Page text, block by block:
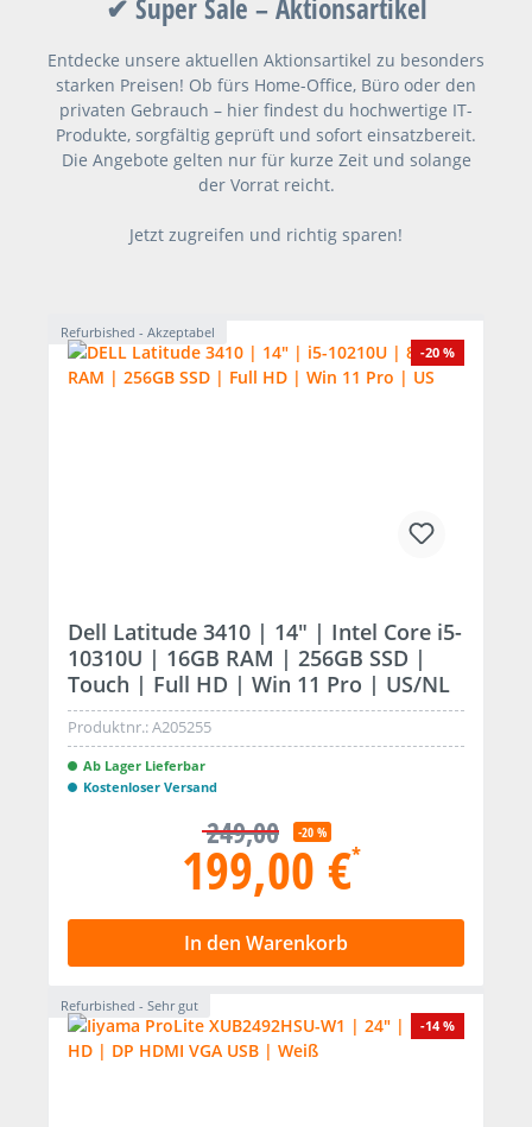
✔ Super Sale – Aktionsartikel
Entdecke unsere aktuellen Aktionsartikel zu besonders
starken Preisen! Ob fürs Home-Office, Büro oder den
privaten Gebrauch – hier findest du hochwertige IT-
Produkte, sorgfältig geprüft und sofort einsatzbereit.
Die Angebote gelten nur für kurze Zeit und solange
der Vorrat reicht.
Jetzt zugreifen und richtig sparen!
Refurbished - Akzeptabel
-20 %
Dell Latitude 3410 | 14" | Intel Core i5-
10310U | 16GB RAM | 256GB SSD |
Touch | Full HD | Win 11 Pro | US/NL
Produktnr.:A205255
Ab Lager Lieferbar
Kostenloser Versand
249,00 -20 %
199,00 €*
In den Warenkorb
Refurbished - Sehr gut
-14 %